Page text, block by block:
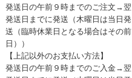
発送日の午前９時までのご注文→翌
発送日までに発送（木曜日は当日発
送（臨時休業日となる場合はその前
日））
【上記以外のお支払い方法】
発送日の午前９時までのご入金→翌